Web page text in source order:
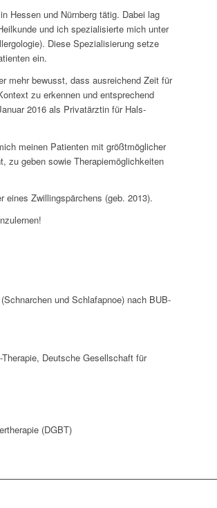
Hessen und Nürnberg tätig. Dabei lag
und ich spezialisierte mich unter
Diese Spezialisierung setze
ein.
mehr bewusst, dass ausreichend Zeit für
zu erkennen und entsprechend
2016 als Privatärztin für Hals-
meinen Patienten mit größtmöglicher
zu geben sowie Therapiemöglichkeiten
eines Zwillingspärchens (geb. 2013).
und Schlafapnoe) nach BUB-
Deutsche Gesellschaft für
(DGBT)